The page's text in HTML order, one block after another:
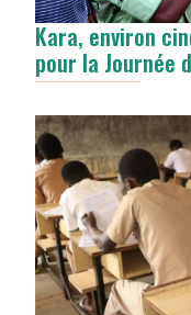
Kara, environ
pour la Journée